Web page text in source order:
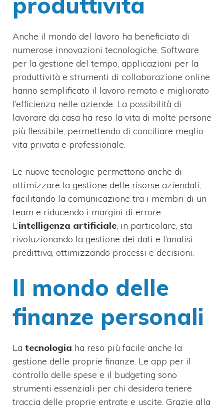
Anche il mondo del lavoro ha beneficiato di
numerose innovazioni tecnologiche. Software
per la gestione del tempo, applicazioni per la
produttività e strumenti di collaborazione online
hanno semplificato il lavoro remoto e migliorato
l’efficienza nelle aziende. La possibilità di
lavorare da casa ha reso la vita di molte persone
più flessibile, permettendo di conciliare meglio
vita privata e professionale.
Le nuove tecnologie permettono anche di
ottimizzare la gestione delle risorse aziendali,
facilitando la comunicazione tra i membri di un
team e riducendo i margini di errore.
L’intelligenza artificiale, in particolare, sta
rivoluzionando la gestione dei dati e l’analisi
predittiva, ottimizzando processi e decisioni.
Il mondo delle
finanze personali
La tecnologia ha reso più facile anche la
gestione delle proprie finanze. Le app per il
controllo delle spese e il budgeting sono
strumenti essenziali per chi desidera tenere
traccia delle proprie entrate e uscite. Grazie alla